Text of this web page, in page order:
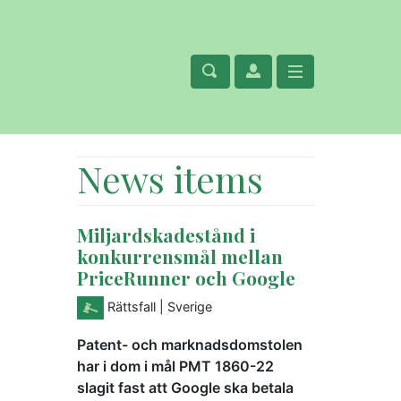
News items
Miljardskadestånd i
konkurrensmål mellan
PriceRunner och Google
Rättsfall | Sverige
Patent- och marknadsdomstolen
har i dom i mål PMT 1860-22
slagit fast att Google ska betala